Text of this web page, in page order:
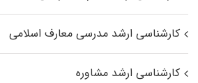
کارشناسی ارشد مدرسی معارف اسلامی
کارشناسی ارشد مشاوره